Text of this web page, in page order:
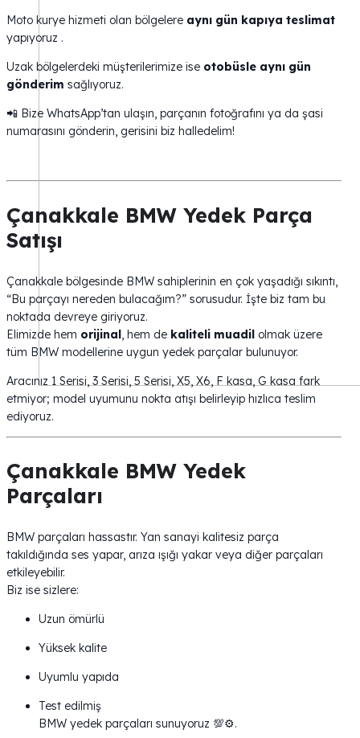
Moto kurye hizmeti olan bölgelere aynı gün kapıya teslimat
yapıyoruz .
Uzak bölgelerdeki müşterilerimize ise otobüsle aynı gün
gönderim sağlıyoruz.
📲 Bize WhatsApp’tan ulaşın, parçanın fotoğrafını ya da şasi
numarasını gönderin, gerisini biz halledelim!
Çanakkale BMW Yedek Parça
Satışı
Çanakkale bölgesinde BMW sahiplerinin en çok yaşadığı sıkıntı,
“Bu parçayı nereden bulacağım?” sorusudur. İşte biz tam bu
noktada devreye giriyoruz.
Elimizde hem orijinal, hem de kaliteli muadil olmak üzere
tüm BMW modellerine uygun yedek parçalar bulunuyor.
Aracınız 1 Serisi, 3 Serisi, 5 Serisi, X5, X6, F kasa, G kasa fark
etmiyor; model uyumunu nokta atışı belirleyip hızlıca teslim
ediyoruz.
Çanakkale BMW Yedek
Parçaları
BMW parçaları hassastır. Yan sanayi kalitesiz parça
takıldığında ses yapar, arıza ışığı yakar veya diğer parçaları
etkileyebilir.
Biz ise sizlere:
Uzun ömürlü
Yüksek kalite
Uyumlu yapıda
Test edilmiş
BMW yedek parçaları sunuyoruz 💯⚙️.